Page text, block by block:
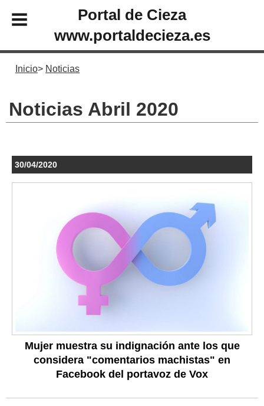
Portal de Cieza
www.portaldecieza.es
Inicio Noticias
Noticias Abril 2020
30/04/2020
Mujer muestra su indignación ante los que
considera "comentarios machistas" en
Facebook del portavoz de Vox